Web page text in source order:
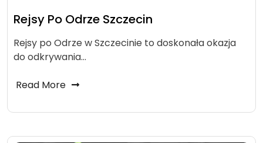
Rejsy Po Odrze Szczecin
Rejsy po Odrze w Szczecinie to doskonała okazja
do odkrywania…
Read More